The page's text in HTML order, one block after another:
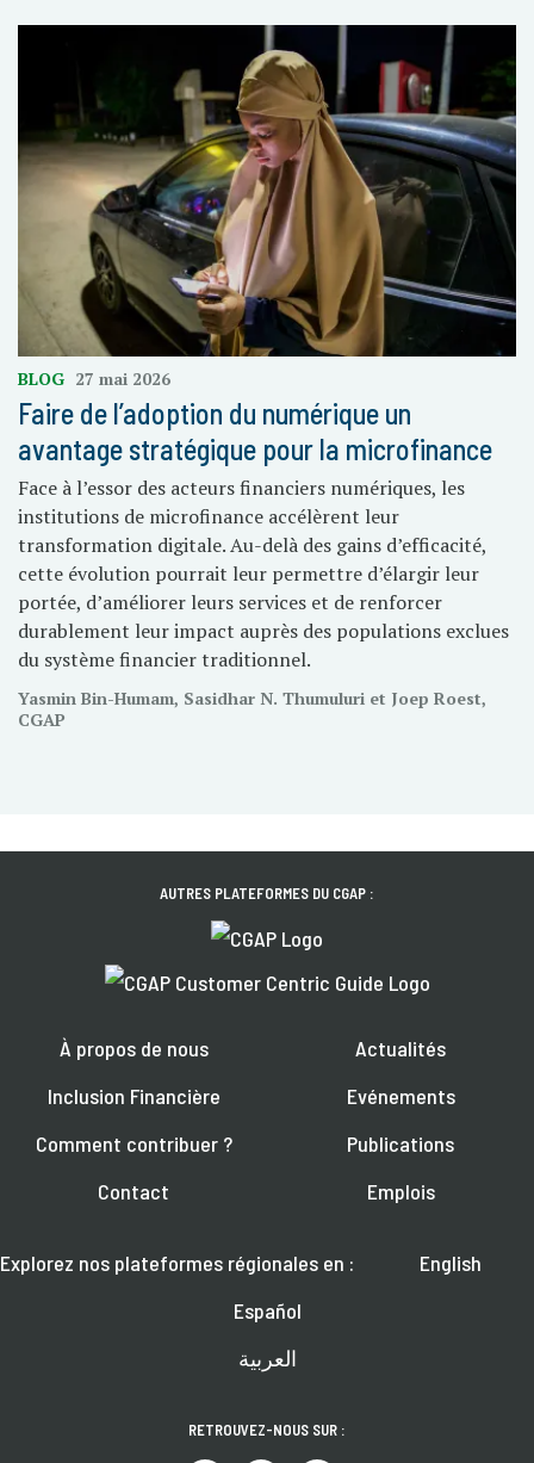
BLOG 27 mai 2026
Faire de l’adoption du numérique un
avantage stratégique pour la microfinance
Face à l’essor des acteurs financiers numériques, les
institutions de microfinance accélèrent leur
transformation digitale. Au-delà des gains d’efficacité,
cette évolution pourrait leur permettre d’élargir leur
portée, d’améliorer leurs services et de renforcer
durablement leur impact auprès des populations exclues
du système financier traditionnel.
Yasmin Bin-Humam, Sasidhar N. Thumuluri et Joep Roest,
CGAP
AUTRES PLATEFORMES DU CGAP :
À propos de nous
Inclusion Financière
Comment contribuer ?
Contact
Actualités
Evénements
Publications
Emplois
Explorez nos plateformes régionales en :
English
Español
العربية
RETROUVEZ-NOUS SUR :